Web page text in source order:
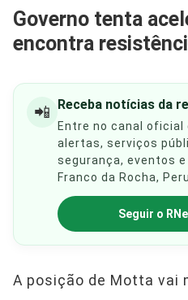
Governo tenta
encontra
📲 Receba notícias da
Entre no canal oficial
alertas, serviços
segurança, eventos
Franco da Rocha,
Seguir o
A posição de Motta vai